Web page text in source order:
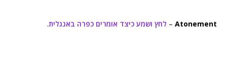
Atonement
– לחץ ושמע כיצד אומרים כפרה באנגלית.